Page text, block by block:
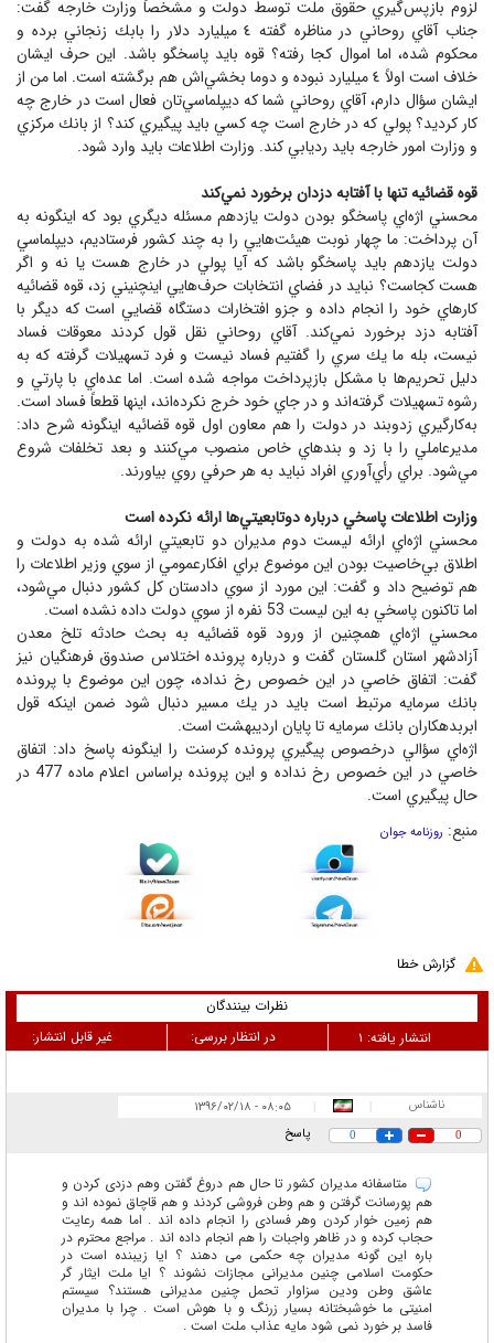
لزوم بازپس‌گيري حقوق ملت توسط دولت و مشخصاً وزارت خارجه گفت:
جناب آقاي روحاني در مناظره گفته ٤ ميليارد دلار را بابك زنجاني برده و
محكوم شده، اما اموال كجا رفته؟ قوه بايد پاسخگو باشد. اين حرف ايشان
خلاف است اولاً ٤ ميليارد نبوده و دوما بخشي‌اش هم برگشته است. اما من از
ايشان سؤال دارم، آقاي روحاني شما كه ديپلماسي‌تان فعال است در خارج چه
كار كرديد؟ پولي كه در خارج است چه كسي بايد پيگيري كند؟ از بانك مركزي
و وزارت امور خارجه بايد رديابي كند. وزارت اطلاعات بايد وارد شود.
قوه قضائيه تنها با آفتابه دزدان برخورد نمي‌كند
محسني اژه‌اي پاسخگو بودن دولت يازدهم مسئله ديگري بود كه اينگونه به
آن پرداخت: ما چهار نوبت هيئت‌هايي را به چند كشور فرستاديم، ديپلماسي
دولت يازدهم بايد پاسخگو باشد كه آيا پولي در خارج هست يا نه و اگر
هست كجاست؟ نبايد در فضاي انتخابات حرف‌هايي اينچنيني زد، قوه قضائيه
كارهاي خود را انجام داده و جزو افتخارات دستگاه قضايي است كه ديگر با
آفتابه دزد برخورد نمي‌كند. آقاي روحاني نقل قول كردند معوقات فساد
نيست، بله ما يك سري را گفتيم فساد نيست و فرد تسهيلات گرفته كه به
دليل تحريم‌ها با مشكل بازپرداخت مواجه شده است. اما عده‌اي با پارتي و
رشوه تسهيلات گرفته‌اند و در جاي خود خرج نكرده‌اند، اينها قطعاً فساد است.
به‌كارگيري زدوبند در دولت را هم معاون اول قوه قضائيه اينگونه شرح داد:
مديرعاملي را با زد و بندهاي خاص منصوب مي‌كنند و بعد تخلفات شروع
مي‌شود. براي رأي‌آوري افراد نبايد به هر حرفي روي بياورند.
وزارت اطلاعات پاسخي درباره دوتابعيتي‌ها ارائه نكرده است
محسني اژه‌اي ارائه ليست دوم مديران دو تابعيتي ارائه شده به دولت و
اطلاق بي‌خاصيت بودن اين موضوع براي افكارعمومي از سوي وزير اطلاعات را
هم توضيح داد و گفت: اين مورد از سوي دادستان كل كشور دنبال مي‌شود،
اما تاكنون پاسخي به اين ليست 53 نفره از سوي دولت داده نشده است.
محسني اژه‌اي همچنين از ورود قوه قضائيه به بحث حادثه تلخ معدن
آزادشهر استان گلستان گفت و درباره پرونده اختلاس صندوق فرهنگيان نيز
گفت: اتفاق خاصي در اين خصوص رخ نداده، چون اين موضوع با پرونده
بانك سرمايه مرتبط است بايد در يك مسير دنبال شود ضمن اينكه قول
ابربدهكاران بانك سرمايه تا پايان ارديبهشت است.
اژه‌اي سؤالي درخصوص پيگيري پرونده كرسنت را اينگونه پاسخ داد: اتفاق
خاصي در اين خصوص رخ نداده و اين پرونده براساس اعلام ماده 477 در
حال پيگيري است.
منبع: روزنامه جوان
گزارش خطا
نظرات بینندگان
غیر قابل انتشار:
در انتظار بررسی: انتشار یافته: ۱
ناشناس ۰۸:۰۵ - ۱۳۹۶/۰۲/۱۸
0
0 پاسخ
متاسفانه مدیران کشور تا حال هم دروغ گفتن وهم دزدی کردن و
هم پورسانت گرفتن و هم وطن فروشی کردند و هم قاچاق نموده اند و
هم زمین خوار کردن وهر فسادی را انجام داده اند . اما همه رعایت
حجاب کرده و در ظاهر واجبات را هم انجام داده اند . مراجع محترم در
باره این گونه مدیران چه حکمی می دهند ؟ ایا زیبنده است در
حکومت اسلامی چنین مدیرانی مجازات نشوند ؟ ایا ملت ایثار گر
عاشق وطن ودین سزاوار تحمل چنین مدیرانی هستند؟ سیستم
امنیتی ما خوشبختانه بسیار زرنگ و با هوش است . چرا با مدیران
فاسد بر خورد نمی شود مایه عذاب ملت است .